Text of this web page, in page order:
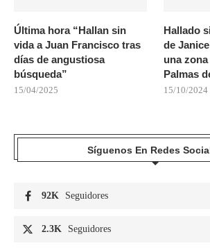
Última hora “Hallan sin
vida a Juan Francisco tras
días de angustiosa
búsqueda”
15/04/2025
Hallado
de
una
Palmas
15/10/2024
Síguenos En Redes
92K Seguidores
2.3K Seguidores